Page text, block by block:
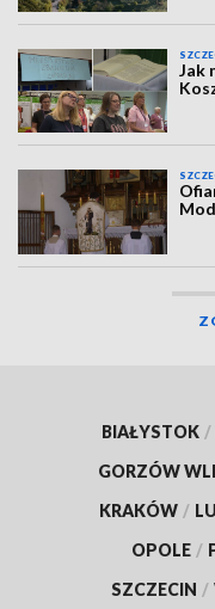
Jak
BIAŁYSTOK /
GORZÓW
KRAKÓW /
OPOLE /
SZCZECIN /